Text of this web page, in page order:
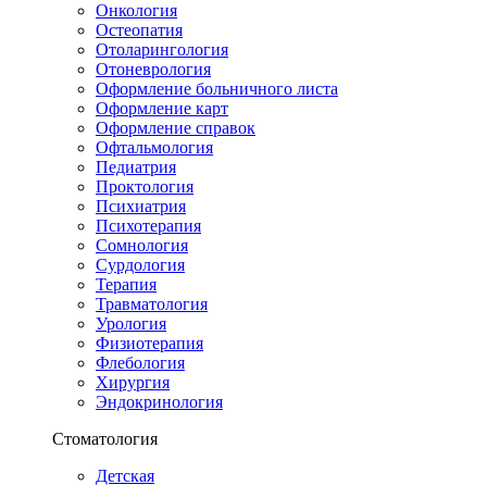
Онкология
Остеопатия
Отоларингология
Отоневрология
Оформление больничного листа
Оформление карт
Оформление справок
Офтальмология
Педиатрия
Проктология
Психиатрия
Психотерапия
Сомнология
Сурдология
Терапия
Травматология
Урология
Физиотерапия
Флебология
Хирургия
Эндокринология
Стоматология
Детская